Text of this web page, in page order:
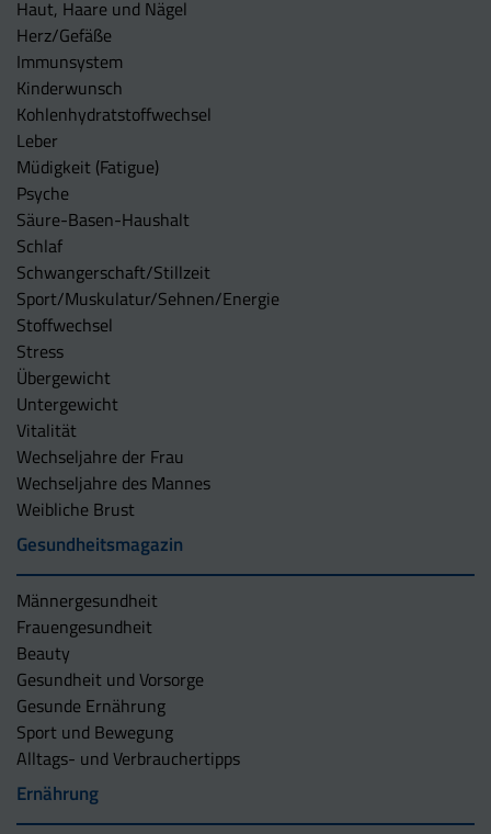
Haut, Haare und Nägel
Herz/Gefäße
Immunsystem
Kinderwunsch
Kohlenhydratstoffwechsel
Leber
Müdigkeit (Fatigue)
Psyche
Säure-Basen-Haushalt
Schlaf
Schwangerschaft/Stillzeit
Sport/Muskulatur/Sehnen/Energie
Stoffwechsel
Stress
Übergewicht
Untergewicht
Vitalität
Wechseljahre der Frau
Wechseljahre des Mannes
Weibliche Brust
Gesundheitsmagazin
Männergesundheit
Frauengesundheit
Beauty
Gesundheit und Vorsorge
Gesunde Ernährung
Sport und Bewegung
Alltags- und Verbrauchertipps
Ernährung